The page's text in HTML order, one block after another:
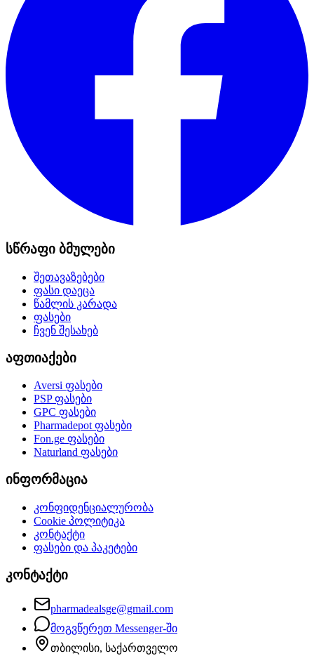
სწრაფი ბმულები
შეთავაზებები
ფასი დაეცა
წამლის კარადა
ფასები
ჩვენ შესახებ
აფთიაქები
Aversi ფასები
PSPფასები
GPC ფასები
Pharmadepotფასები
Fon.ge ფასები
Naturland ფასები
ინფორმაცია
კონფიდენციალურობა
Cookie პოლიტიკა
კონტაქტი
ფასები და პაკეტები
კონტაქტი
pharmadealsge@gmail.com
მოგვწერეთ Messenger-ში
თბილისი, საქართველო